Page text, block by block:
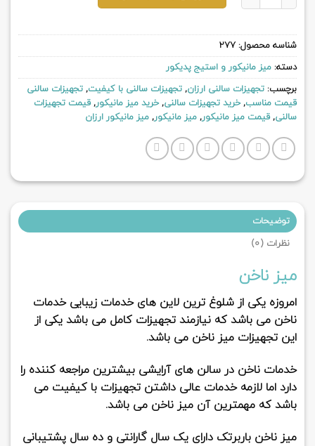
شناسه محصول: 277
دسته: میز مانیکور و استیج پدیکور
برچسب: تجهیزات سالنی ارزان, تجهیزات سالنی با کیفیت, تجهیزات سالنی
قیمت مناسب,خرید تجهیزات سالنی,خرید میز مانیکور,قیمت تجهیزات
سالنی,قیمت میز مانیکور, میز مانیکور, میز مانیکور ارزان
توضیحات
نظرات (0)
میز ناخن
امروزه یکی از شلوغ ترین لاین های خدمات زیبایی خدمات
ناخن می باشد که نیازمند تجهیزات کامل می باشد یکی از
این تجهیزات میز ناخن می باشد.
خدمات ناخن در سالن های آرایشی بیشترین مراجعه کننده را
دارد اما لازمه خدمات عالی داشتن تجهیزات با کیفیت می
باشد که مهمترین آن میز ناخن می باشد.
میز ناخن باربرتک دارای یک سال گارانتی و ده سال پشتیبانی